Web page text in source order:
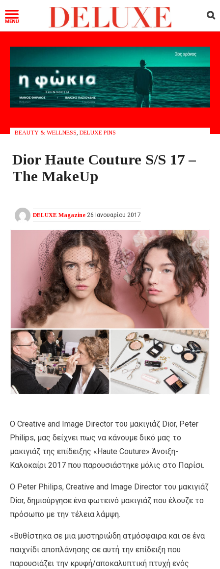
BEAUTY & WELLNESS DELUXE PINS
Dior Haute Couture S/S 17 –
The MakeUp
DELUXE Magazine 26 Ιανουαρίου 2017
Ο Creative and Image Director του μακιγιάζ Dior, Peter
Philips, μας δείχνει πως να κάνουμε δικό μας το
μακιγιάζ της επίδειξης «Haute Couture» Άνοιξη-
Καλοκαίρι 2017 που παρουσιάστηκε μόλις στο Παρίσι.
Ο Peter Philips, Creative and Image Director του μακιγιάζ
Dior, δημιούργησε ένα φωτεινό μακιγιάζ που έλουζε το
πρόσωπο με την τέλεια λάμψη.
«Βυθίστηκα σε μια μυστηριώδη ατμόσφαιρα και σε ένα
παιχνίδι αποπλάνησης σε αυτή την επίδειξη που
παρουσιάζει την κρυφή/αποκαλυπτική πτυχή ενός